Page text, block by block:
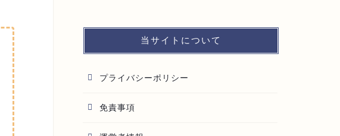
当サイトについて
プライバシーポリシー
免責事項